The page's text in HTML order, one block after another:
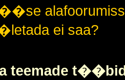
ei saa?
teemade